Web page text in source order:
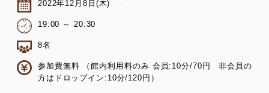
2022年12月8日(木)
19:00 ～ 20:30
8名
参加費無料 （館内利用料のみ 会員:10分/70円 非会員の
方はドロップイン:10分/120円）